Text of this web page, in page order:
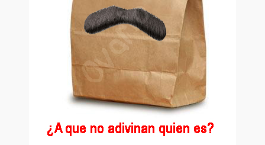
El Tipo y los Rojos en Los Teques (The Jerk and the Reds in
Hablé con Chavistas (I spoke with chavistas)
La burla del Chavez “tan amante de los niños” (The mockery of
Chavez “such a children lover”)
Los niños de las calles de Venezuela (Children of the streets of
Venezuela)